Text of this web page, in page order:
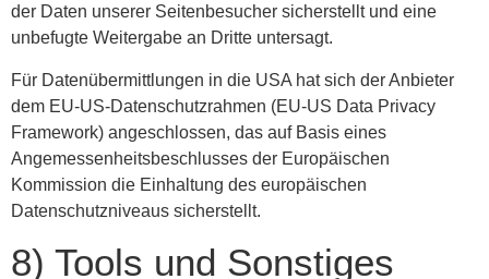
der Daten unserer Seitenbesucher sicherstellt und eine
unbefugte Weitergabe an Dritte untersagt.
Für Datenübermittlungen in die USA hat sich der Anbieter
dem EU-US-Datenschutzrahmen (EU-US Data Privacy
Framework) angeschlossen, das auf Basis eines
Angemessenheitsbeschlusses der Europäischen
Kommission die Einhaltung des europäischen
Datenschutzniveaus sicherstellt.
8) Tools und Sonstiges